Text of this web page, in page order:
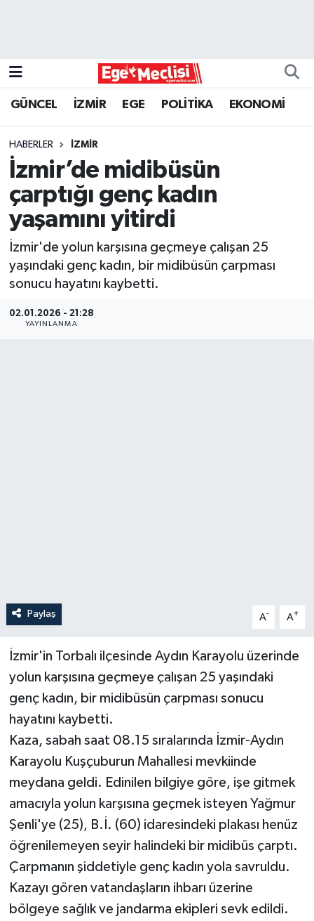
GÜNCEL İZMİR EGE POLİTİKA EKONOMİ
HABERLER İZMİR
İzmir’de midibüsün
çarptığı genç kadın
yaşamını yitirdi
İzmir'de yolun karşısına geçmeye çalışan 25
yaşındaki genç kadın, bir midibüsün çarpması
sonucu hayatını kaybetti.
02.01.2026 - 21:28
YAYINLANMA
Paylaş A- A+
İzmir'in Torbalı ilçesinde Aydın Karayolu üzerinde
yolun karşısına geçmeye çalışan 25 yaşındaki
genç kadın, bir midibüsün çarpması sonucu
hayatını kaybetti.
Kaza, sabah saat 08.15 sıralarında İzmir-Aydın
Karayolu Kuşçuburun Mahallesi mevkiinde
meydana geldi. Edinilen bilgiye göre, işe gitmek
amacıyla yolun karşısına geçmek isteyen Yağmur
Şenli'ye (25), B.İ. (60) idaresindeki plakası henüz
öğrenilemeyen seyir halindeki bir midibüs çarptı.
Çarpmanın şiddetiyle genç kadın yola savruldu.
Kazayı gören vatandaşların ihbarı üzerine
bölgeye sağlık ve jandarma ekipleri sevk edildi.
GÜNCEL
İZMİR
ÖZEL HABER
POLİTİKA
Programlar